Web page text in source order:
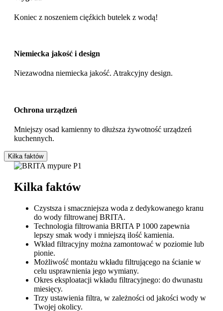
Koniec z noszeniem cięźkich butelek z wodą!
Niemiecka jakość i design
Niezawodna niemiecka jakość. Atrakcyjny design.
Ochrona urządzeń
Mniejszy osad kamienny to dłuższa żywotność urządzeń
kuchennych.
Kilka faktów
Kilka faktów
Czystsza i smaczniejsza woda z dedykowanego kranu
do wody filtrowanej BRITA.
Technologia filtrowania BRITA P 1000 zapewnia
lepszy smak wody i mniejszą ilość kamienia.
Wkład filtracyjny można zamontować w poziomie lub
pionie.
Możliwość montażu wkładu filtrującego na ścianie w
celu usprawnienia jego wymiany.
Okres eksploatacji wkładu filtracyjnego: do dwunastu
miesięcy.
Trzy ustawienia filtra, w zależności od jakości wody w
Twojej okolicy.